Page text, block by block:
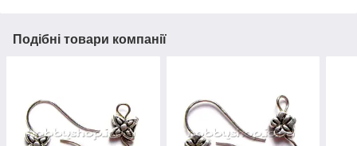
Подібні товари компанії